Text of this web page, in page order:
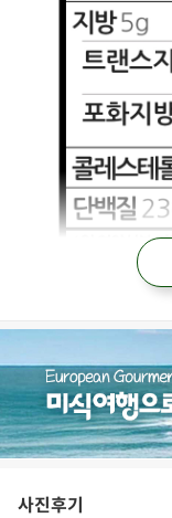
사진후기